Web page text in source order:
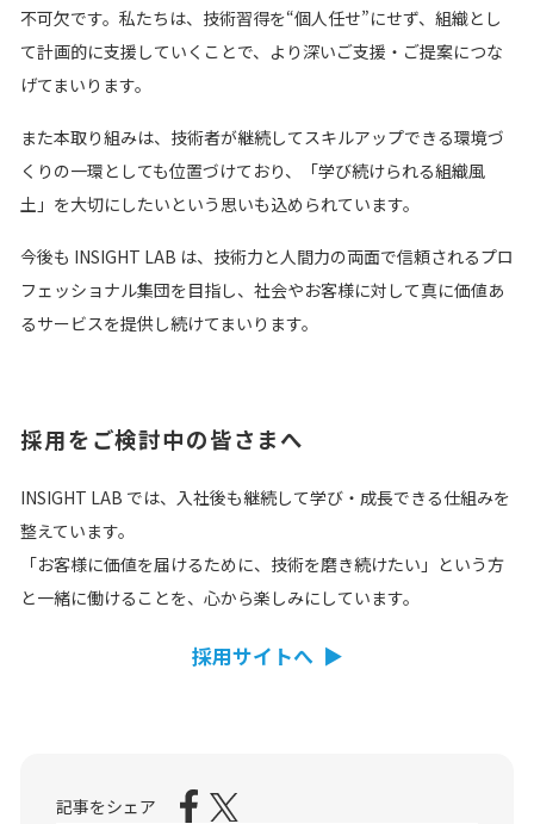
不可欠です。私たちは、技術習得を“個人任せ”にせず、組織とし
て計画的に支援していくことで、より深いご支援・ご提案につな
げてまいります。
また本取り組みは、技術者が継続してスキルアップできる環境づ
くりの一環としても位置づけており、「学び続けられる組織風
土」を大切にしたいという思いも込められています。
今後も INSIGHT LAB は、技術力と人間力の両面で信頼されるプロ
フェッショナル集団を目指し、社会やお客様に対して真に価値あ
るサービスを提供し続けてまいります。
採用をご検討中の皆さまへ
INSIGHT LAB では、入社後も継続して学び・成長できる仕組みを
整えています。
「お客様に価値を届けるために、技術を磨き続けたい」という方
と一緒に働けることを、心から楽しみにしています。
採用サイトへ ▶
記事をシェア